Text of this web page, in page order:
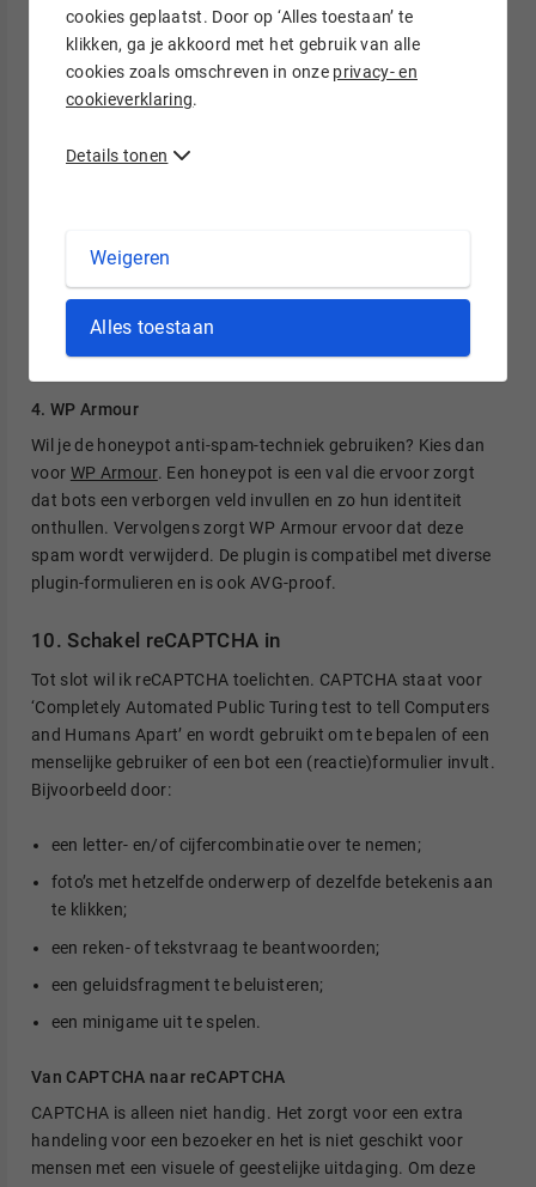
cookies geplaatst. Door op ‘Alles toestaan’ te
klikken, ga je akkoord met het gebruik van alle
cookies zoals omschreven in onze privacy- en
cookieverklaring.
Details tonen
Weigeren
Alles toestaan
spam komt terecht in de spamfolder die je vervolgens kunt
modereren. Of stel in dat spam stilletjes wordt verwijderd.
CleanTalk is compatibel metWooCommerceenAVG-proof
Antispam Beebeschermt je tegen spam en trackbacks
na een paar dagen laten verwijderen. Daarnaast krijg je via
een dashboard inzicht in het aantal spamreacties en stel je in
dat je e-mail ontvangt als er spam is gedetecteerd. Je kunt
de plugin gratis gebruiken en hij is AVG-proof.
4. WP Armour
Wil je de honeypot anti-spam-techniek gebruiken? Kies dan
voor WP Armour. Een honeypot is een val die ervoor zorgt
dat bots een verborgen veld invullen en zo hun identiteit
onthullen. Vervolgens zorgt WP Armour ervoor dat deze
spam wordt verwijderd. De plugin is compatibel met diverse
plugin-formulieren en is ook AVG-proof.
10. Schakel reCAPTCHA in
Tot slot wil ik reCAPTCHA toelichten. CAPTCHA staat voor
‘Completely Automated Public Turing test to tell Computers
and Humans Apart’ en wordt gebruikt om te bepalen of een
menselijke gebruiker of een bot een (reactie)formulier invult.
Bijvoorbeeld door:
een letter- en/of cijfercombinatie over te nemen;
foto’s met hetzelfde onderwerp of dezelfde betekenis aan
te klikken;
een reken- of tekstvraag te beantwoorden;
een geluidsfragment te beluisteren;
een minigame uit te spelen.
Van CAPTCHA naar reCAPTCHA
CAPTCHA is alleen niet handig. Het zorgt voor een extra
handeling voor een bezoeker en het is niet geschikt voor
mensen met een visuele of geestelijke uitdaging. Om deze